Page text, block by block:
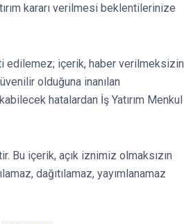
kararı verilmesi beklentilerinize
edilemez; içerik, haber verilmeksizin
olduğuna inanılan
hatalardan İş Yatırım Menkul
Bu içerik, açık iznimiz olmaksızın
dağıtılamaz, yayımlanamaz